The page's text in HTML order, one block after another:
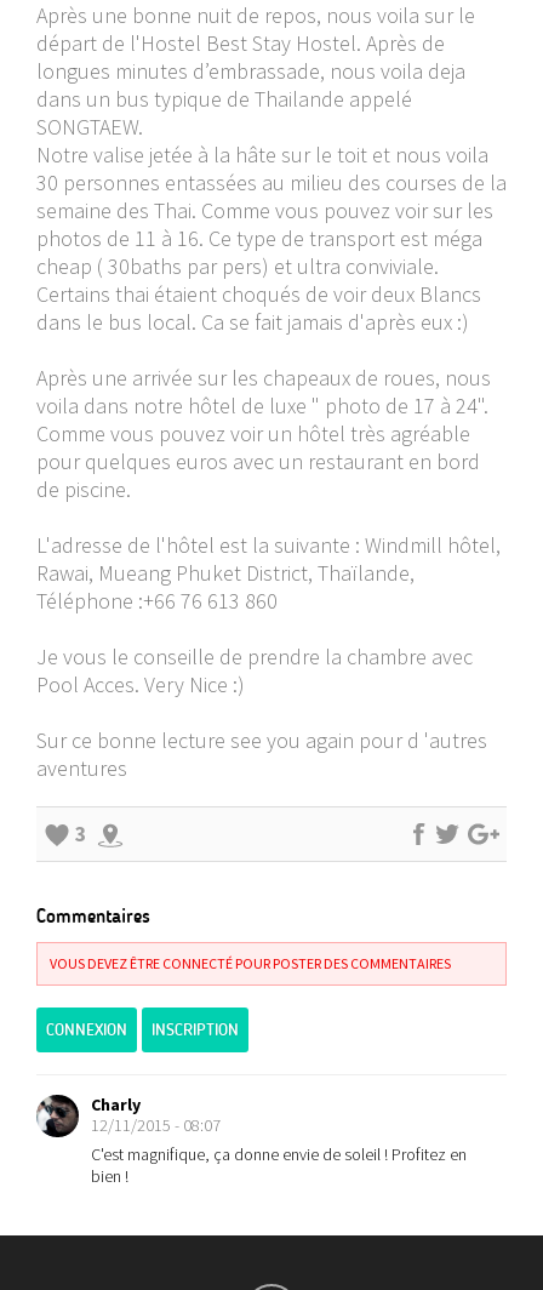
Après une bonne nuit de repos, nous voila sur le
départ de l'Hostel Best Stay Hostel. Après de
longues minutes d’embrassade, nous voila deja
dans un bus typique de Thailande appelé
SONGTAEW.
Notre valise jetée à la hâte sur le toit et nous voila
30 personnes entassées au milieu des courses de la
semaine des Thai. Comme vous pouvez voir sur les
photos de 11 à 16. Ce type de transport est méga
cheap ( 30baths par pers) et ultra conviviale.
Certains thai étaient choqués de voir deux Blancs
dans le bus local. Ca se fait jamais d'après eux :)
Après une arrivée sur les chapeaux de roues, nous
voila dans notre hôtel de luxe " photo de 17 à 24".
Comme vous pouvez voir un hôtel très agréable
pour quelques euros avec un restaurant en bord
de piscine.
L'adresse de l'hôtel est la suivante : Windmill hôtel,
Rawai, Mueang Phuket District, Thaïlande,
Téléphone :+66 76 613 860
Je vous le conseille de prendre la chambre avec
Pool Acces. Very Nice :)
Sur ce bonne lecture see you again pour d 'autres
aventures
3
Commentaires
VOUS DEVEZ ÊTRE CONNECTÉ POUR POSTER DES COMMENTAIRES
CONNEXION INSCRIPTION
Charly
12/11/2015 - 08:07
C'est magnifique, ça donne envie de soleil ! Profitez en
bien !